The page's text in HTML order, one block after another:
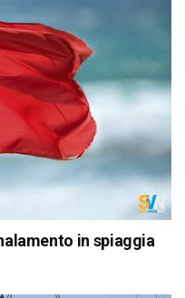
in spiaggia